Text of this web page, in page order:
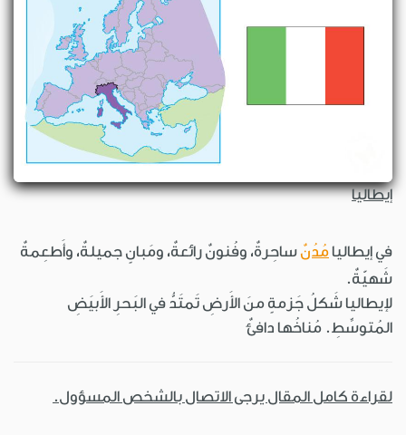
إيطاليا
في إيطاليا مُدُنٌساحِرةٌ، وفُنونٌ رائعةٌ، ومَبانٍ جميلةٌ، وأَطعِمةٌ
شَهيّةٌ.
لإيطاليا شَكلُ جَزمةٍ منَ الأَرضِ تَمتَدُّ في البَحرِ الأَبيَضِ
المُتوسِّطِ. مُناخُها دافئٌ
لقراءة كامل المقال يرجى الاتصال بالشخص المسؤول.